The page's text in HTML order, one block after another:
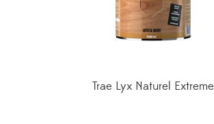
Trae Lyx Naturel Extreme